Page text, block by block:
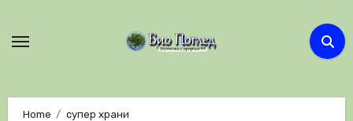
Home
супер храни